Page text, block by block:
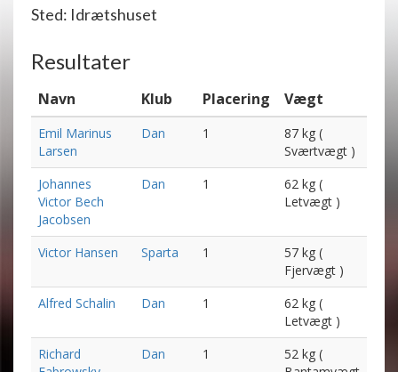
Sted: Idrætshuset
Resultater
Navn Klub Placering Vægt
Emil Marinus
Larsen
Dan 1
87 kg (
Sværtvægt )
Johannes
Victor Bech
Jacobsen
Dan 1
62 kg (
Letvægt )
Victor Hansen Sparta 1
57 kg (
Fjervægt )
Alfred Schalin
Dan 1
62 kg (
Letvægt )
Richard
Dan 1
52 kg (